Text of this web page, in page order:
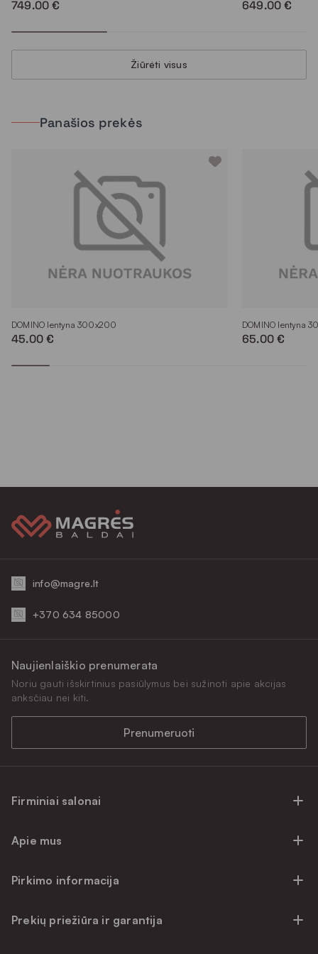
749.00 € 649.00 €
Žiūrėti visus
Panašios prekės
DOMINO lentyna 300x200
45.00 €
DOMINO lentyna
65.00 €
info@magre.lt
+370 634 85000
Firminiai salonai
Firminiai salonai Klaipėdoje
Prekių atsiėmimo punktai
Apie mus
Atsiliepimai
Pirkimo informacija
Pirkimo sąlygos
Prekių priežiūra ir garantija
Naujienlaiškio prenumerata
Noriu gauti išskirtinius pasiūlymus bei sužinoti apie akcijas
anksčiau nei kiti.
Prenumeruoti